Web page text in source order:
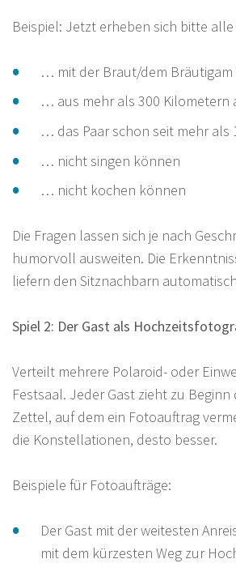
Beispiel: Jetzt erheben sich bitte
… mit der Braut/dem Bräutigam
… aus mehr als 300 Kilometern
… das Paar schon seit mehr als
… nicht singen können
… nicht kochen können
Die Fragen lassen sich je nach
humorvoll ausweiten. Die
liefern den Sitznachbarn
Spiel 2: Der Gast als
Verteilt mehrere Polaroid- oder
Festsaal. Jeder Gast zieht zu Beginn
Zettel, auf dem ein Fotoauftrag
die Konstellationen, desto besser.
Beispiele für Fotoaufträge:
Der Gast mit der weitesten
mit dem kürzesten Weg zur